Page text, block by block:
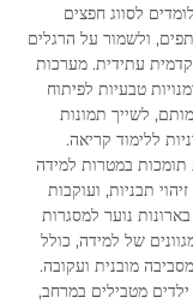
לסווג חפצים
ולשמור על הרגלים
עתידית. מערכות
טבעיות לפיתוח
לשייך תמונות
ללימוד קריאה.
תומכות במטרות למידה
תבניות, ועוקבות
נוער למסגרות
של למידה, כולל
מובנית ועקובה.
מטבילים במרחב,